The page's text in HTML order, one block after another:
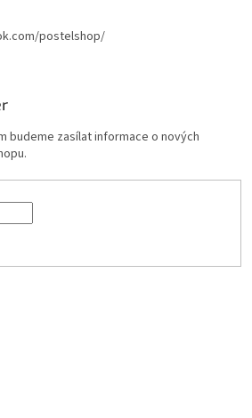
postelshop/
budeme zasílat informace o nových